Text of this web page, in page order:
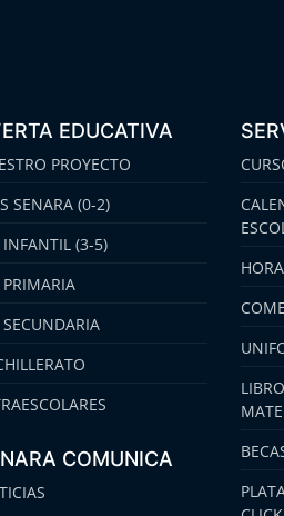
EDUCATIVA
PROYECTO
SENARA (0-2)
INFANTIL (3-5)
PRIMARIA
SECUNDARIA
COMUNICA